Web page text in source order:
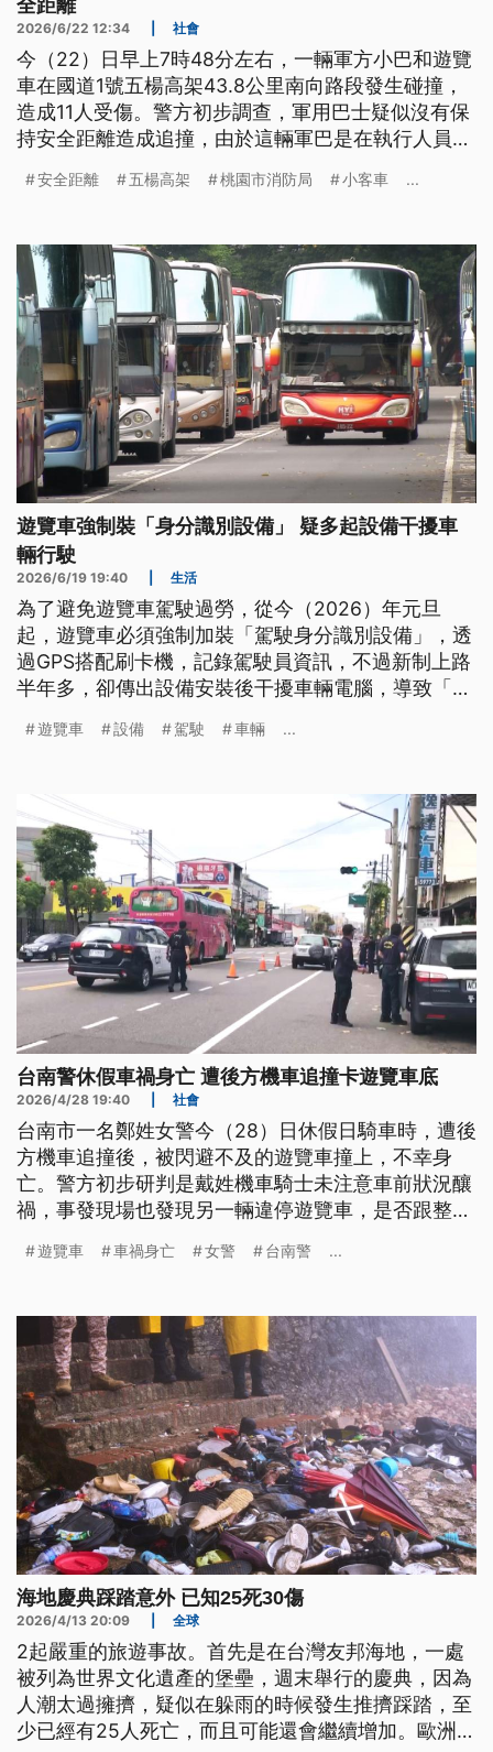
全距離
2026/6/22 12:34 社會
今（22）日早上7時48分左右，一輛軍方小巴和遊覽
車在國道1號五楊高架43.8公里南向路段發生碰撞，
造成11人受傷。警方初步調查，軍用巴士疑似沒有保
持安全距離造成追撞，由於這輛軍巴是在執行人員運
安全距離 五楊高架 桃園市消防局 小客車 ...
遊覽車強制裝「身分識別設備」 疑多起設備干擾車
輛行駛
2026/6/19 19:40 生活
為了避免遊覽車駕駛過勞，從今（2026）年元旦
起，遊覽車必須強制加裝「駕駛身分識別設備」，透
過GPS搭配刷卡機，記錄駕駛員資訊，不過新制上路
半年多，卻傳出設備安裝後干擾車輛電腦，導致「引
遊覽車 設備 駕駛 車輛 ...
台南警休假車禍身亡 遭後方機車追撞卡遊覽車底
2026/4/28 19:40 社會
台南市一名鄭姓女警今（28）日休假日騎車時，遭後
方機車追撞後，被閃避不及的遊覽車撞上，不幸身
亡。警方初步研判是戴姓機車騎士未注意車前狀況釀
禍，事發現場也發現另一輛違停遊覽車，是否跟整起
有因公死亡撫恤，所屬警局則打算發起募款。
遊覽車 車禍身亡 女警 台南警 ...
海地慶典踩踏意外 已知25死30傷
2026/4/13 20:09 全球
2起嚴重的旅遊事故。首先是在台灣友邦海地，一處
被列為世界文化遺產的堡壘，週末舉行的慶典，因為
人潮太過擁擠，疑似在躲雨的時候發生推擠踩踏，至
少已經有25人死亡，而且可能還會繼續增加。歐洲的